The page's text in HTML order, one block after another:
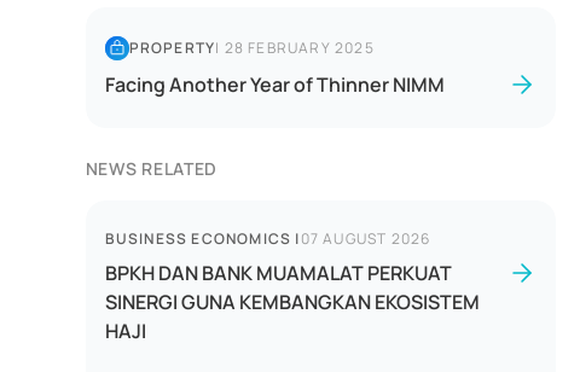
PROPERTY| 28 FEBRUARY 2025
Facing Another Year of Thinner NIMM
NEWS RELATED
BUSINESS ECONOMICS |07 AUGUST 2026
BPKH DAN BANK MUAMALAT PERKUAT
SINERGI GUNA KEMBANGKAN EKOSISTEM
HAJI